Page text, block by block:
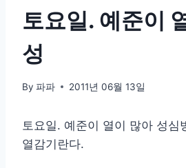
토요일. 예준이
성
By 파파 2011년 06월 13일
토요일. 예준이 열이 많아 성심
열감기란다.